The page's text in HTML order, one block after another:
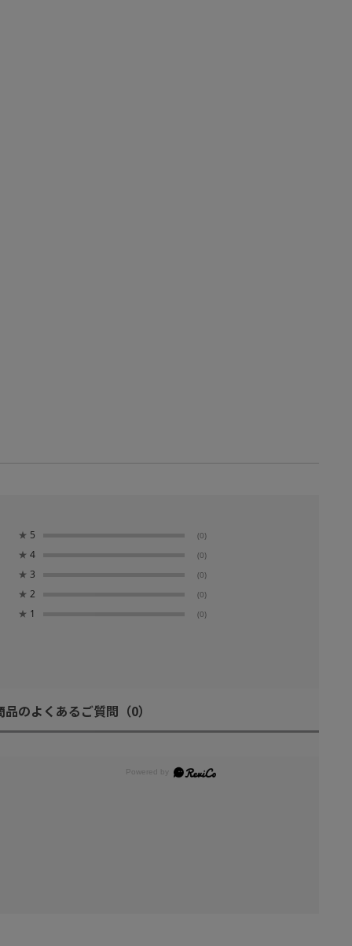
★ 5 (0)
★ 4 (0)
★ 3 (0)
★ 2 (0)
★ 1 (0)
品のよくあるご質問 （0）